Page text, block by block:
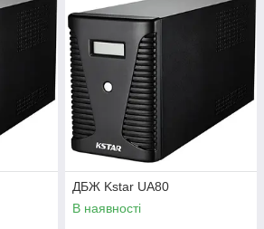
ДБЖ Kstar UA80
В наявності